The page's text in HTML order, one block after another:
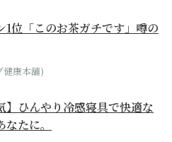
1位「このお茶ガチです」噂の
健康本舗)
】ひんやり冷感寝具で快適な
たに。